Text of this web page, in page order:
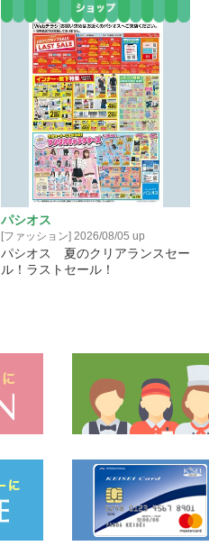
パシオス
[ファッション] 2026/08/05 up
パシオス 夏のクリアランスセー
ル！ラストセール！